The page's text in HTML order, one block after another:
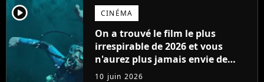
player2 CINÉMA
On a trouvé le film le plus
irrespirable de 2026 et vous
n'aurez plus jamais envie de
vous baigner
10 juin 2026